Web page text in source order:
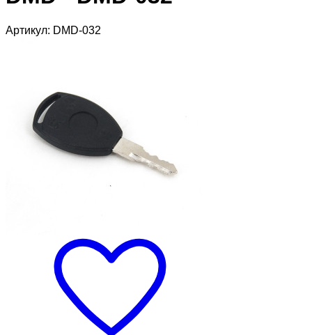
Артикул: DMD-032